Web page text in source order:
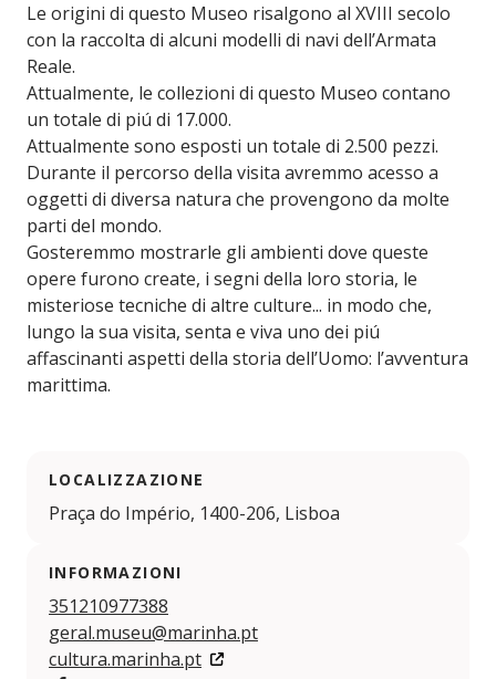
Le origini di questo Museo risalgono al XVIII secolo
con la raccolta di alcuni modelli di navi dell’Armata
Reale.
Attualmente, le collezioni di questo Museo contano
un totale di piú di 17.000.
Attualmente sono esposti un totale di 2.500 pezzi.
Durante il percorso della visita avremmo acesso a
oggetti di diversa natura che provengono da molte
parti del mondo.
Gosteremmo mostrarle gli ambienti dove queste
opere furono create, i segni della loro storia, le
misteriose tecniche di altre culture... in modo che,
lungo la sua visita, senta e viva uno dei piú
affascinanti aspetti della storia dell’Uomo: l’avventura
marittima.
LOCALIZZAZIONE
Praça do Império, 1400-206, Lisboa
INFORMAZIONI
351210977388
geral.museu@marinha.pt
cultura.marinha.pt